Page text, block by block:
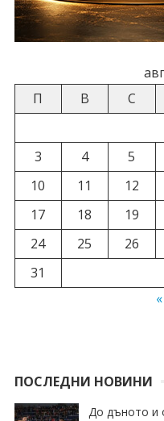
П
В С
3
4 5
10
11 12
17
18 19
24
25 26
31
ПОСЛЕДНИ НОВИНИ
До дъното и